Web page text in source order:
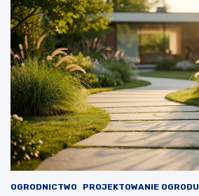
OGRODNICTWO PROJEKTOWANIE OGRODU